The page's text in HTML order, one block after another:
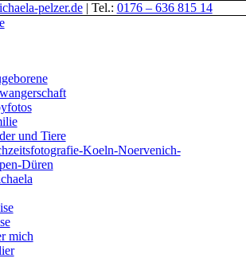
pelzer.de| Tel.: 0176 – 636 815 14
und Tiere
Koeln-Noervenich-
Düren
mich